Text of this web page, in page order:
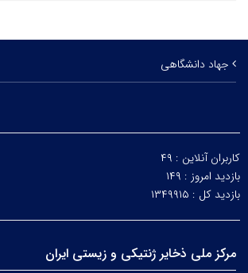
جهاد دانشگاهی
کاربران آنلاین : ۴۹
بازدید امروز : ۱۴۹
بازدید کل : ۱۳۴۹۹۱۵
مرکز ملی ذخایر ژنتیکی و زیستی ایران